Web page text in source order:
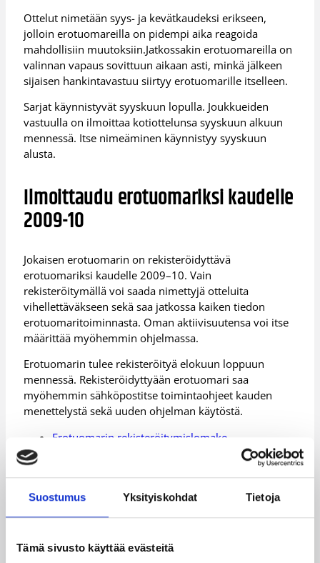
Suostumus Yksityiskohdat Tietoja
Tämä sivusto käyttää evästeitä
Ottelut nimetään syys- ja kevätkaudeksi erikseen,
jolloin erotuomareilla on pidempi aika reagoida
mahdollisiin muutoksiin.Jatkossakin erotuomareilla on
valinnan vapaus sovittuun aikaan asti, minkä jälkeen
sijaisen hankintavastuu siirtyy erotuomarille itselleen.
Sarjat käynnistyvät syyskuun lopulla. Joukkueiden
vastuulla on ilmoittaa kotiottelunsa syyskuun alkuun
mennessä. Itse nimeäminen käynnistyy syyskuun
alusta.
Ilmoittaudu erotuomariksi kaudelle
2009-10
Jokaisen erotuomarin on rekisteröidyttävä
erotuomariksi kaudelle 2009–10. Vain
rekisteröitymällä voi saada nimettyjä otteluita
vihellettäväkseen sekä saa jatkossa kaiken tiedon
erotuomaritoiminnasta. Oman aktiivisuutensa voi itse
määrittää myöhemmin ohjelmassa.
Erotuomarin tulee rekisteröityä elokuun loppuun
mennessä. Rekisteröidyttyään erotuomari saa
myöhemmin sähköpostitse toimintaohjeet kauden
menettelystä sekä uuden ohjelman käytöstä.
Erotuomarin rekisteröitymislomake
Lisätietoja uudistuksesta antaa mielellään
Koripalloliiton henkilökunta sekä kehittämisessä
mukana olleet erotuomariaktiivit:
Vilanen
oliitto.fi